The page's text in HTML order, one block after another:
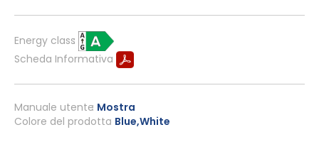
Manuale utente Mostra
Colore del prodotto Blue,White
Energy class
Scheda Informativa